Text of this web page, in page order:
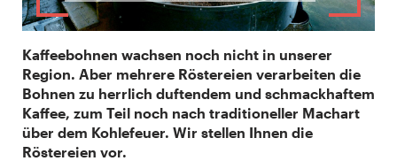
Kaffeebohnen wachsen noch nicht in unserer
Region. Aber mehrere Röstereien verarbeiten die
Bohnen zu herrlich duftendem und schmackhaftem
Kaffee, zum Teil noch nach traditioneller Machart
über dem Kohlefeuer. Wir stellen Ihnen die
Röstereien vor.